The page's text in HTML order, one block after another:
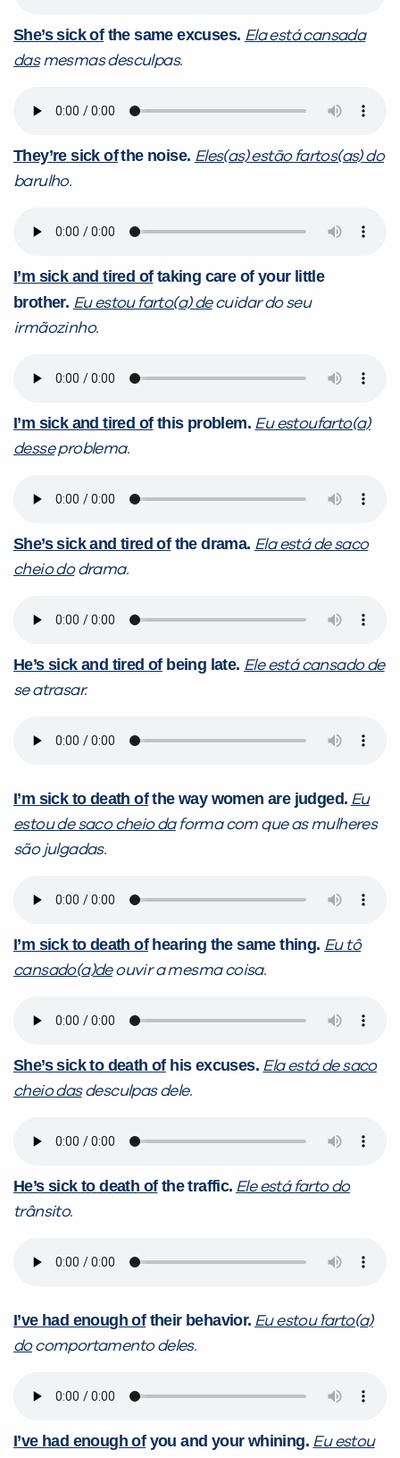
She’s sick ofthe same excuses. Ela está cansada
dasmesmas desculpas.
They’re sick ofthe noise. Eles(as) estão fartos(as) do
barulho.
I’m sick and tired oftaking care of your little
brother. Eu estou farto(a) decuidar do seu
irmãozinho.
I’m sick and tired ofthis problem. Eu estoufarto(a)
desseproblema.
She’s sick and tired ofthe drama. Ela está de saco
cheio dodrama.
He’s sick and tired ofbeing late. Ele está cansado de
se atrasar.
I’m sick to death ofthe way women are judged. Eu
estou de saco cheio daforma com que as mulheres
são julgadas.
I’m sick to death ofhearing the same thing. Eu tô
cansado(a)deouvir a mesma coisa.
She’s sick to death ofhis excuses. Ela está de saco
cheio dasdesculpas dele.
He’s sick to death ofthe traffic. Ele está farto do
trânsito.
I’ve had enough oftheir behavior. Eu estou farto(a)
docomportamento deles.
I’ve had enough ofyou and your whining. Eu estou